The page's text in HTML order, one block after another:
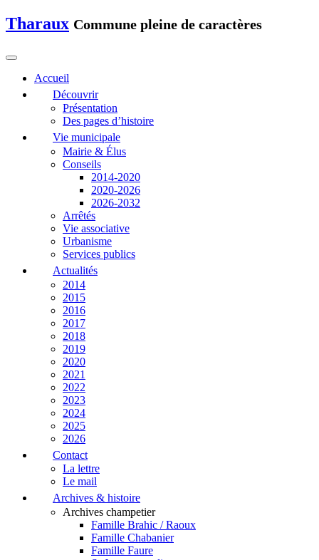
Tharaux Commune pleine de caractères
Accueil
Découvrir
Présentation
Des pages d’histoire
Vie municipale
Mairie & Élus
Conseils
2014-2020
2020-2026
2026-2032
Arrêtés
Vie associative
Urbanisme
Services publics
Actualités
2014
2015
2016
2017
2018
2019
2020
2021
2022
2023
2024
2025
2026
Contact
La lettre
Le mail
Archives & histoire
Archives champetier
Famille Brahic / Raoux
Famille Chabanier
Famille Faure